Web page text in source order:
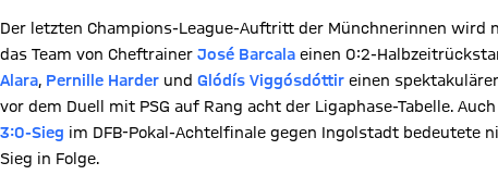
Der letzten Champions-League-Auftritt der Münchnerinnen wird
das Team von Cheftrainer José Barcala einen 0:2-
Alara, Pernille Harder und Glódís Viggósdóttir einen
vor dem Duell mit PSG auf Rang acht der Ligaphase-Tabelle.
3:0-Sieg im DFB-Pokal-Achtelfinale gegen Ingolstadt bedeutete
Sieg in Folge.